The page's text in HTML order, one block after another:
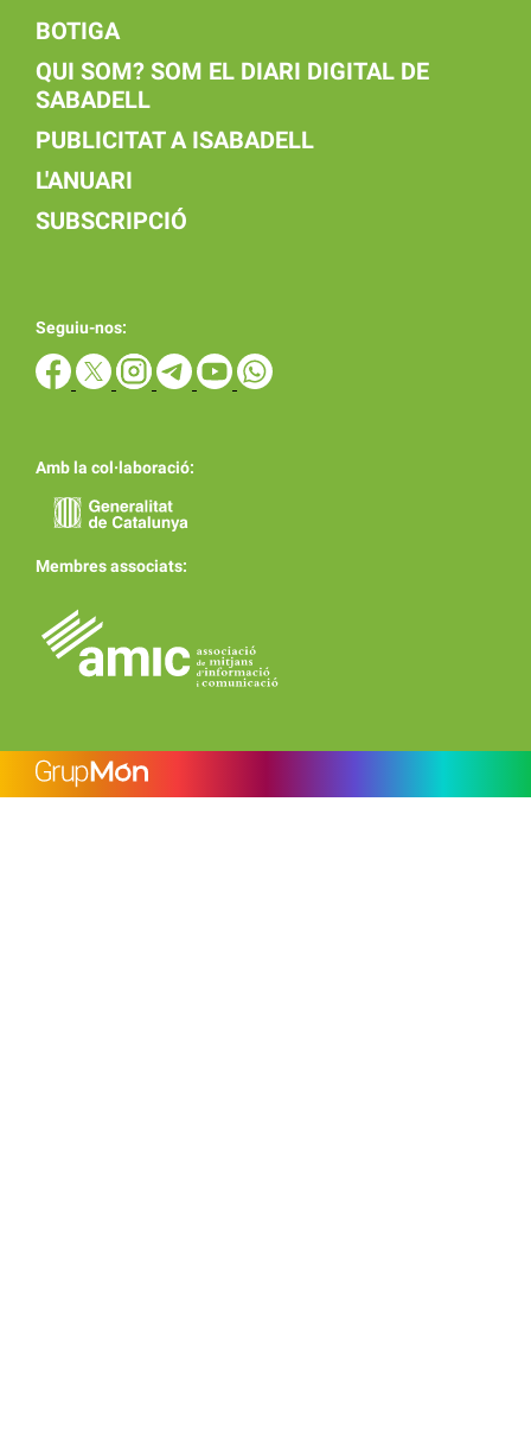
BOTIGA
QUI SOM? SOM EL DIARI DIGITAL DE
SABADELL
PUBLICITAT A ISABADELL
L'ANUARI
SUBSCRIPCIÓ
Seguiu-nos:
Amb la col·laboració:
Membres associats: